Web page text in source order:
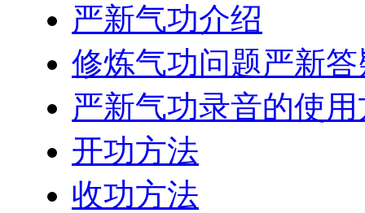
严新气功介绍
修炼气功问题严新
严新气功录音的使
开功方法
收功方法